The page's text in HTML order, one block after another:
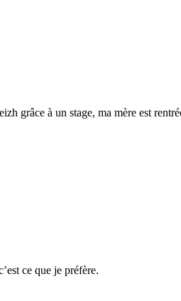
grâce à un stage, ma mère est
ce que je préfère.